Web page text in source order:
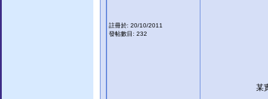
註冊於: 20/10/2011
發帖數目: 232
某